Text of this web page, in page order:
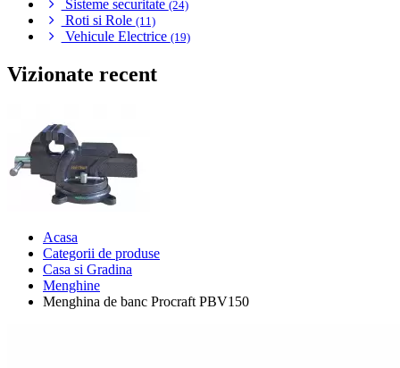
Sisteme securitate (24)
Roti si Role (11)
Vehicule Electrice (19)
Vizionate recent
Acasa
Categorii de produse
Casa si Gradina
Menghine
Menghina de banc Procraft PBV150